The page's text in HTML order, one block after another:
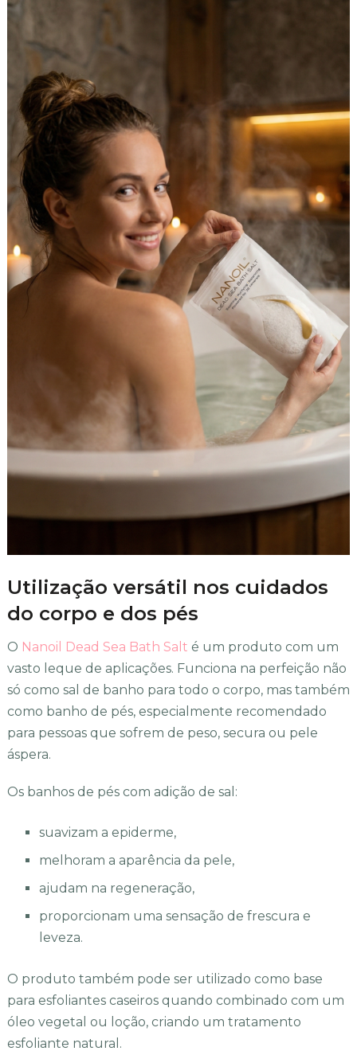
Utilização versátil nos cuidados
do corpo e dos pés
O Nanoil Dead Sea Bath Salt é um produto com um
vasto leque de aplicações. Funciona na perfeição não
só como sal de banho para todo o corpo, mas também
como banho de pés, especialmente recomendado
para pessoas que sofrem de peso, secura ou pele
áspera.
Os banhos de pés com adição de sal:
suavizam a epiderme,
melhoram a aparência da pele,
ajudam na regeneração,
proporcionam uma sensação de frescura e
leveza.
O produto também pode ser utilizado como base
para esfoliantes caseiros quando combinado com um
óleo vegetal ou loção, criando um tratamento
esfoliante natural.